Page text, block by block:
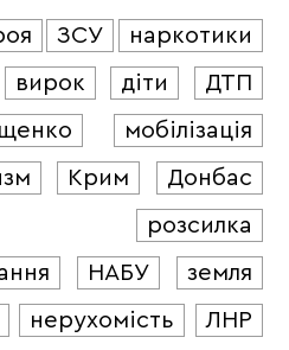
ЗСУ
наркотики
вирок діти
ДТП
мобілізація
Крим
Донбас
розсилка
НАБУ
земля
нерухомість
ЛНР